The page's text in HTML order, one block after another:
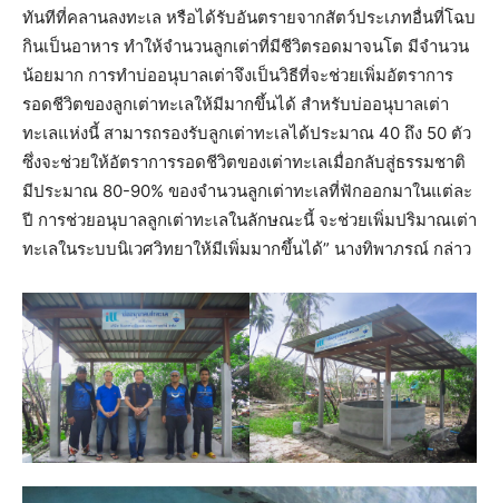
ทันทีที่คลานลงทะเล หรือได้รับอันตรายจากสัตว์ประเภทอื่นที่โฉบ
กินเป็นอาหาร ทำให้จำนวนลูกเต่าที่มีชีวิตรอดมาจนโต มีจำนวน
น้อยมาก การทำบ่ออนุบาลเต่าจึงเป็นวิธีที่จะช่วยเพิ่มอัตราการ
รอดชีวิตของลูกเต่าทะเลให้มีมากขึ้นได้ สำหรับบ่ออนุบาลเต่า
ทะเลแห่งนี้ สามารถรองรับลูกเต่าทะเลได้ประมาณ 40 ถึง 50 ตัว
ซึ่งจะช่วยให้อัตราการรอดชีวิตของเต่าทะเลเมื่อกลับสู่ธรรมชาติ
มีประมาณ 80-90% ของจำนวนลูกเต่าทะเลที่ฟักออกมาในแต่ละ
ปี การช่วยอนุบาลลูกเต่าทะเลในลักษณะนี้ จะช่วยเพิ่มปริมาณเต่า
ทะเลในระบบนิเวศวิทยาให้มีเพิ่มมากขึ้นได้” นางทิพาภรณ์ กล่าว